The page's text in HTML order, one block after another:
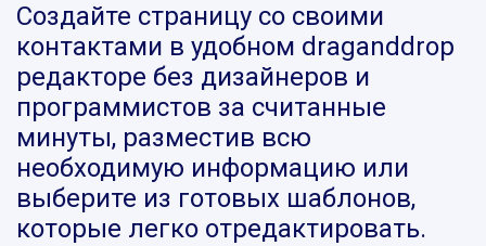
Создайте страницу со своими
контактами в удобном draganddrop
редакторе без дизайнеров и
программистов за считанные
минуты, разместив всю
необходимую информацию или
выберите из готовых шаблонов,
которые легко отредактировать.